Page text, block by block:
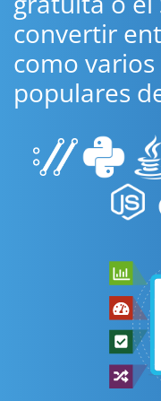
convertir
como
populares